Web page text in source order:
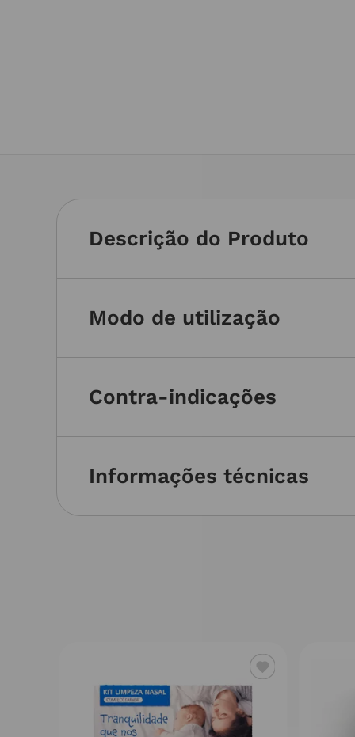
Descrição do Produto
Modo de utilização
Contra-indicações
Informações técnicas